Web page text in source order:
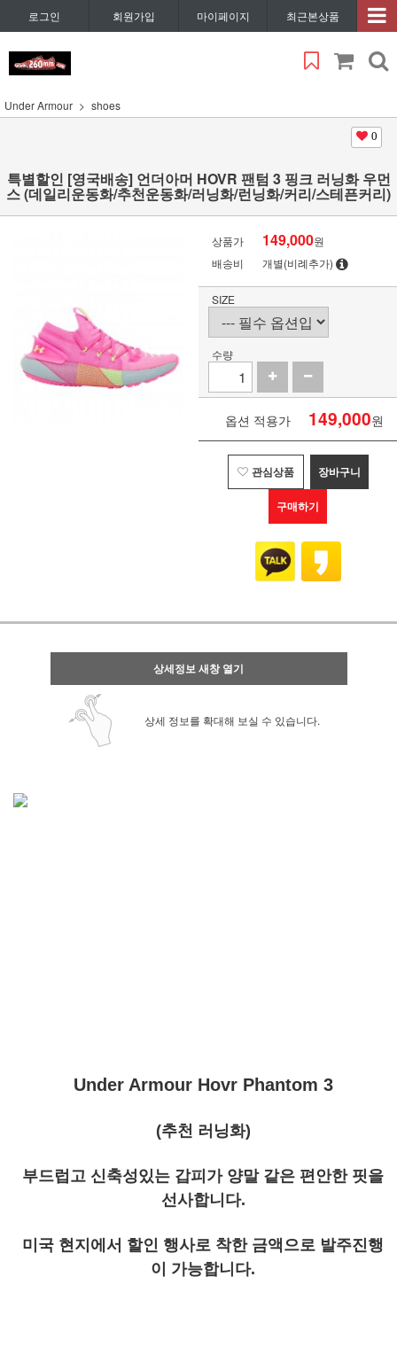
로그인 회원가입 마이페이지 최근본상품
Under Armour shoes
0
특별할인 [영국배송] 언더아머 HOVR 팬텀 3 핑크 러닝화 우먼
스 (데일리운동화/추천운동화/러닝화/런닝화/커리/스테픈커리)
상품가 149,000원
배송비
개별(비례추가)
SIZE
수량
옵션 적용가 149,000원
관심상품 장바구니
구매하기
상세정보 새창 열기
상세 정보를 확대해 보실 수 있습니다.
Under Armour Hovr Phantom 3
(추천 러닝화)
부드럽고 신축성있는 갑피가 양말 같은 편안한 핏을
선사합니다.
미국 현지에서 할인 행사로 착한 금액으로 발주진행
이 가능합니다.